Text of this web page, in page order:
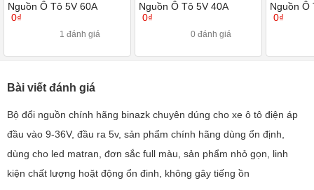
Nguồn Ô Tô 5V 60A
0₫
1 đánh giá
Nguồn Ô Tô 5V 40A
0₫
0 đánh giá
Nguồn Ô
0₫
Bài viết đánh giá
Bộ đổi nguồn chính hãng binazk chuyên dúng cho xe ô tô điện áp
đầu vào 9-36V, đầu ra 5v, sản phẩm chính hãng dùng ổn định,
dùng cho led matran, đơn sắc full màu, sản phẩm nhỏ gọn, linh
kiện chất lượng hoặt động ổn đinh, không gây tiếng ồn